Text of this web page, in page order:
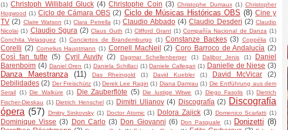
(1) Christoph Willibald Gluck (4) Christophe Coin (3) Christophe Dumaux (1) Christopher
Hogwood (1) Ciclo de Cámara OBS (2) Ciclo de Músicas Históricas OBS (8) Cine y
TV (2) Claire Watson (1) Clara Petrella (1) Claudio Abbado (4) Claudio Desderi (2) Claudio
Nicolai (1) Claudio Sgura (2) Claus Guth (1) Clifford Grant (1) Compañía Nacional de Danza (1)
Conchita Velasquez (1) Conciertos de Brandemburgo (1) Constanze Backes (3) Coppélia (1)
Corelli (2) Cornelius Hauptmann (1) Cornell MacNeil (2) Coro Barroco de Andalucía (2)
Così fan tutte
(5) Cyril Auvity (2) Dagmar Schellenberger (1) Dalibor Jenis (1)
Daniel
Barenboim (4) Daniel Oren (1) Daniela Schillaci (1) Daniele Callegari (1) Danielle de Niese (3)
Danza Maestranza (11) Das Rheingold (1) David Kuebler (1) David McVicar
(2)
Debilidades (2) Der Freischütz (1) Derek Lee Ragin (1) Diana Damrau (1) Die Entführung aus dem
Serail
(1) Die Walküre (1) Die Zauberflöte (5) Die lustige Witwe (1) Diego Fasolis (1) Dietrich
Fischer-Dieskau (1) Dietrich Henschel (1) Dimitri Ulianov (4) Discografía (2) Discografía
ópera (57) Dmitry Sinkovsky (1) Doctor Atomic (1) Dolora Zajick (3) Domenico Scarlatti (1)
Dominique Visse (3) Don Carlo (3) Don Giovanni (6) Don Pasquale (1) Donizetti (8)